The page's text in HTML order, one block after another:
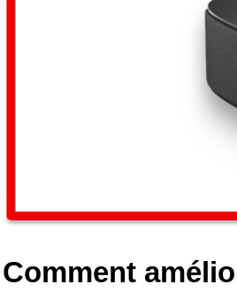
Comment